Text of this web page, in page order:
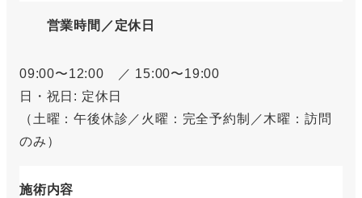
営業時間／定休日
09:00〜12:00 ／ 15:00〜19:00
日・祝日: 定休日
（土曜：午後休診／火曜：完全予約制／木曜：訪問
のみ）
施術内容